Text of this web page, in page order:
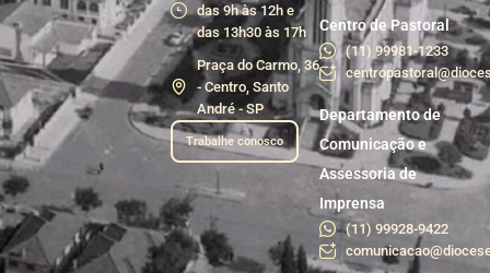
das 9h às 12h e
das 13h30 às 17h
Praça do Carmo, 36
- Centro, Santo
André - SP
Trabalhe conosco
Centro de Pastoral
(11) 99981-1233
Departamento de
Comunicação e
Assessoria de
Imprensa
(11) 99928-9422